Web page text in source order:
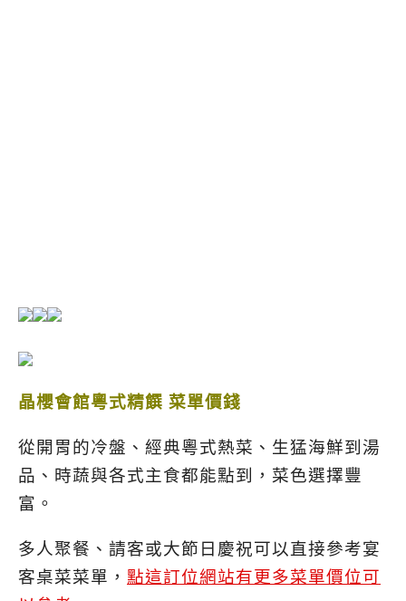
晶櫻會館粵式精饌 菜單價錢
從開胃的冷盤、經典粵式熱菜、生猛海鮮到湯
品、時蔬與各式主食都能點到，菜色選擇豐
富。
多人聚餐、請客或大節日慶祝可以直接參考宴
客桌菜菜單， 點這訂位網站有更多菜單價位可